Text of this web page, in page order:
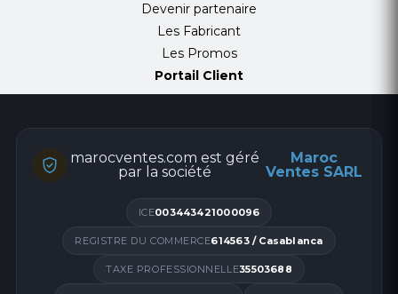
Devenir partenaire
Les Fabricant
Les Promos
Portail Client
marocventes.com est géré
par la société
Maroc
Ventes SARL
ICE003443421000096
REGISTRE DU COMMERCE614563 / Casablanca
TAXE PROFESSIONNELLE35503688